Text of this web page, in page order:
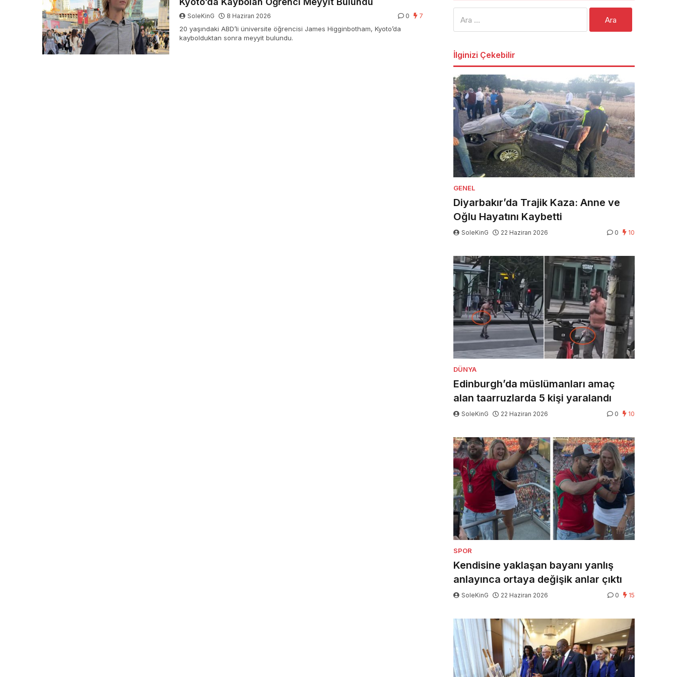
SoleKinG 8 Haziran 2026 0 7
20 yaşındaki ABD’li üniversite öğrencisi James Higginbotham, Kyoto’da
kaybolduktan sonra meyyit bulundu.
İlginizi Çekebilir
GENEL
Diyarbakır’da Trajik Kaza: Anne ve
Oğlu Hayatını Kaybetti
SoleKinG 22 Haziran 2026 0 10
DÜNYA
Edinburgh’da müslümanları amaç
alan taarruzlarda 5 kişi yaralandı
SoleKinG 22 Haziran 2026 0 10
SPOR
Kendisine yaklaşan bayanı yanlış
anlayınca ortaya değişik anlar çıktı
SoleKinG 22 Haziran 2026 0 15